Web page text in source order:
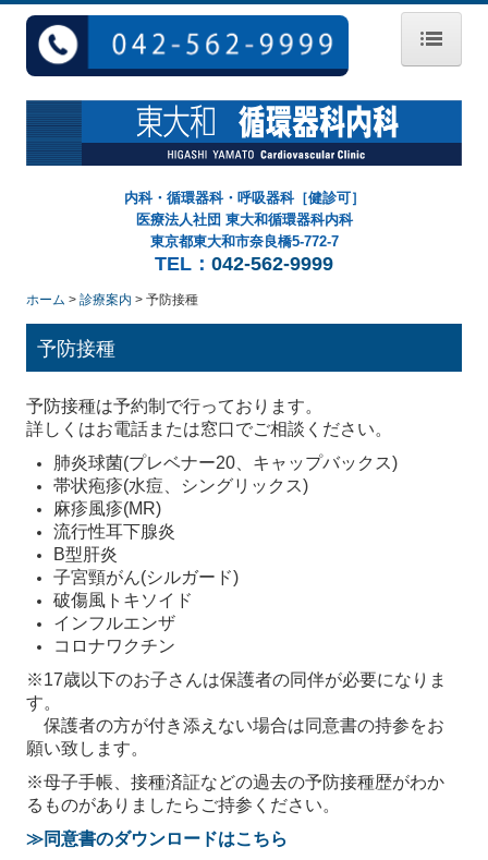
院長紹介
求人情報
内科・循環器科・呼吸器科［健診可］
医療法人社団 東大和循環器科内科
東京都東大和市奈良橋5-772-7
TEL： 042-562-9999
ホーム 診療案内 予防接種
予防接種
予防接種は予約制で行っております。
詳しくはお電話または窓口でご相談ください。
肺炎球菌(プレベナー20、キャップバックス)
帯状疱疹(水痘、シングリックス)
麻疹風疹(MR)
流行性耳下腺炎
B型肝炎
子宮頸がん(シルガード)
破傷風トキソイド
インフルエンザ
コロナワクチン
※17歳以下のお子さんは保護者の同伴が必要になりま
す。
保護者の方が付き添えない場合は同意書の持参をお
願い致します。
※母子手帳、接種済証などの過去の予防接種歴がわか
るものがありましたらご持参ください。
≫同意書のダウンロードはこちら